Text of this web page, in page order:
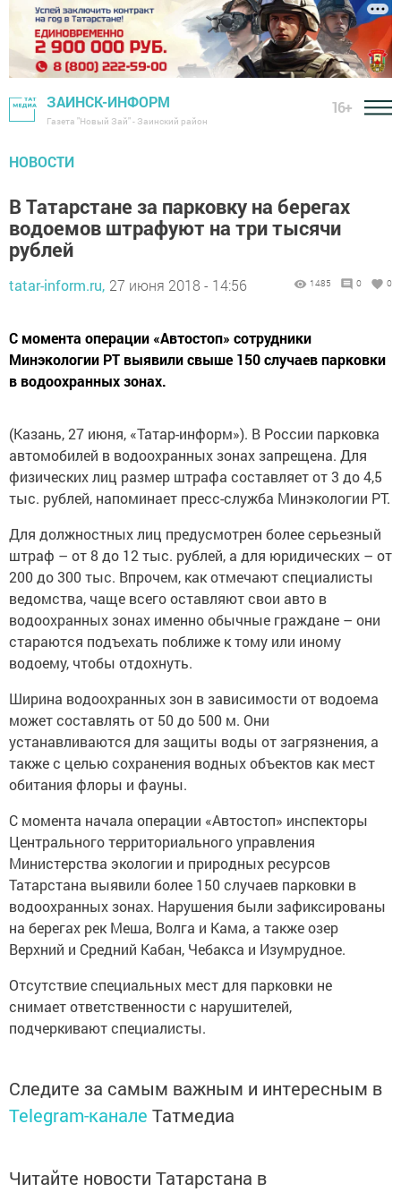
ЗАИНСК-ИНФОРМ
Газета "Новый Зай" - Заинский район
16+
НОВОСТИ
В Татарстане за парковку на берегах
водоемов штрафуют на три тысячи
рублей
tatar-inform.ru, 27 июня 2018 - 14:56 1485 0 0
С момента операции «Автостоп» сотрудники
Минэкологии РТ выявили свыше 150 случаев парковки
в водоохранных зонах.
(Казань, 27 июня, «Татар-информ»). В России парковка
автомобилей в водоохранных зонах запрещена. Для
физических лиц размер штрафа составляет от 3 до 4,5
тыс. рублей, напоминает пресс-служба Минэкологии РТ.
Для должностных лиц предусмотрен более серьезный
штраф – от 8 до 12 тыс. рублей, а для юридических – от
200 до 300 тыс. Впрочем, как отмечают специалисты
ведомства, чаще всего оставляют свои авто в
водоохранных зонах именно обычные граждане – они
стараются подъехать поближе к тому или иному
водоему, чтобы отдохнуть.
Ширина водоохранных зон в зависимости от водоема
может составлять от 50 до 500 м. Они
устанавливаются для защиты воды от загрязнения, а
также с целью сохранения водных объектов как мест
обитания флоры и фауны.
С момента начала операции «Автостоп» инспекторы
Центрального территориального управления
Министерства экологии и природных ресурсов
Татарстана выявили более 150 случаев парковки в
водоохранных зонах. Нарушения были зафиксированы
на берегах рек Меша, Волга и Кама, а также озер
Верхний и Средний Кабан, Чебакса и Изумрудное.
Отсутствие специальных мест для парковки не
снимает ответственности с нарушителей,
подчеркивают специалисты.
Следите за самым важным и интересным в
Telegram-канале Татмедиа
Читайте новости Татарстана в